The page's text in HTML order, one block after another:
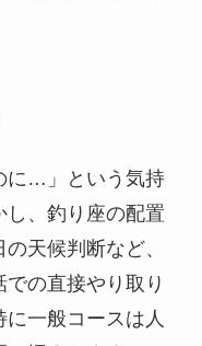
に…」という気持
し、釣り座の配置
天候判断など、
の直接やり取り
一般コースは人